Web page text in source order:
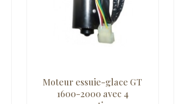
Moteur essuie-glace GT
1600-2000 avec 4